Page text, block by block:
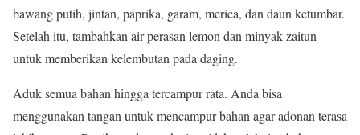
bawang putih, jintan, paprika, garam, merica, dan daun ketumbar.
Setelah itu, tambahkan air perasan lemon dan minyak zaitun
untuk memberikan kelembutan pada daging.
Aduk semua bahan hingga tercampur rata. Anda bisa
menggunakan tangan untuk mencampur bahan agar adonan terasa